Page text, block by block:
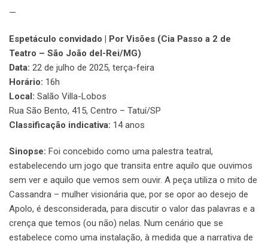
—
Espetáculo convidado | Por Visões (Cia Passo a 2 de
Teatro – São João del-Rei/MG)
Data: 22 de julho de 2025, terça-feira
Horário: 16h
Local: Salão Villa-Lobos
Rua São Bento, 415, Centro – Tatuí/SP
Classificação indicativa: 14 anos
Sinopse: Foi concebido como uma palestra teatral,
estabelecendo um jogo que transita entre aquilo que ouvimos
sem ver e aquilo que vemos sem ouvir. A peça utiliza o mito de
Cassandra – mulher visionária que, por se opor ao desejo de
Apolo, é desconsiderada, para discutir o valor das palavras e a
crença que temos (ou nāo) nelas. Num cenário que se
estabelece como uma instalação, à medida que a narrativa de